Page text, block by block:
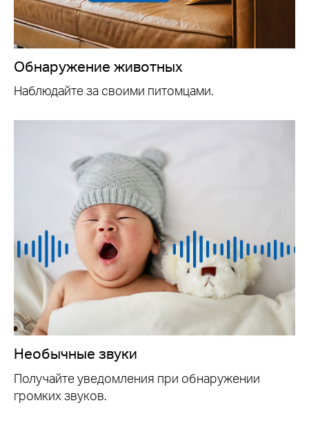
Обнаружение животных
Наблюдайте за своими питомцами.
Необычные звуки
Получайте уведомления при обнаружении
громких звуков.